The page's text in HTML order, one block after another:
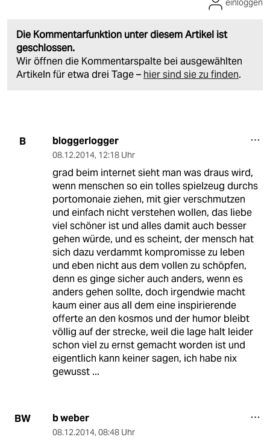
Die Kommentarfunktion unter diesem Artikel ist
geschlossen.
Wir öffnen die Kommentarspalte bei ausgewählten
Artikeln für etwa drei Tage – hier sind sie zu finden.
einloggen
B bloggerlogger
08.12.2014, 12:18 Uhr
grad beim internet sieht man was draus wird,
wenn menschen so ein tolles spielzeug durchs
portomonaie ziehen, mit gier verschmutzen
und einfach nicht verstehen wollen, das liebe
viel schöner ist und alles damit auch besser
gehen würde, und es scheint, der mensch hat
sich dazu verdammt kompromisse zu leben
und eben nicht aus dem vollen zu schöpfen,
denn es ginge sicher auch anders, wenn es
anders gehen sollte, doch irgendwie macht
kaum einer aus all dem eine inspirierende
offerte an den kosmos und der humor bleibt
völlig auf der strecke, weil die lage halt leider
schon viel zu ernst gemacht worden ist und
eigentlich kann keiner sagen, ich habe nix
gewusst ...
BW b weber
08.12.2014, 08:48 Uhr